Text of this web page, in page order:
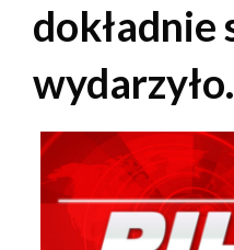
dokładnie
wydarzyło.